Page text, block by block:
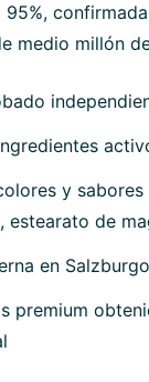
medio millón
y
estearato de
en
premium